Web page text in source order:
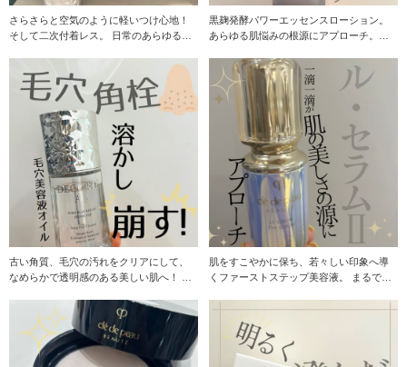
さらさらと空気のように軽いつけ心地！
そして二次付着レス。 日常のあらゆるシ
黒麹発酵パワーエッセンスローション。
あらゆる肌悩みの根源にアプローチ。
古い角質、毛穴の汚れをクリアにして、
なめらかで透明感のある美しい肌へ！ ク
肌をすこやかに保ち、若々しい印象へ導
くファーストステップ美容液。 まるで生